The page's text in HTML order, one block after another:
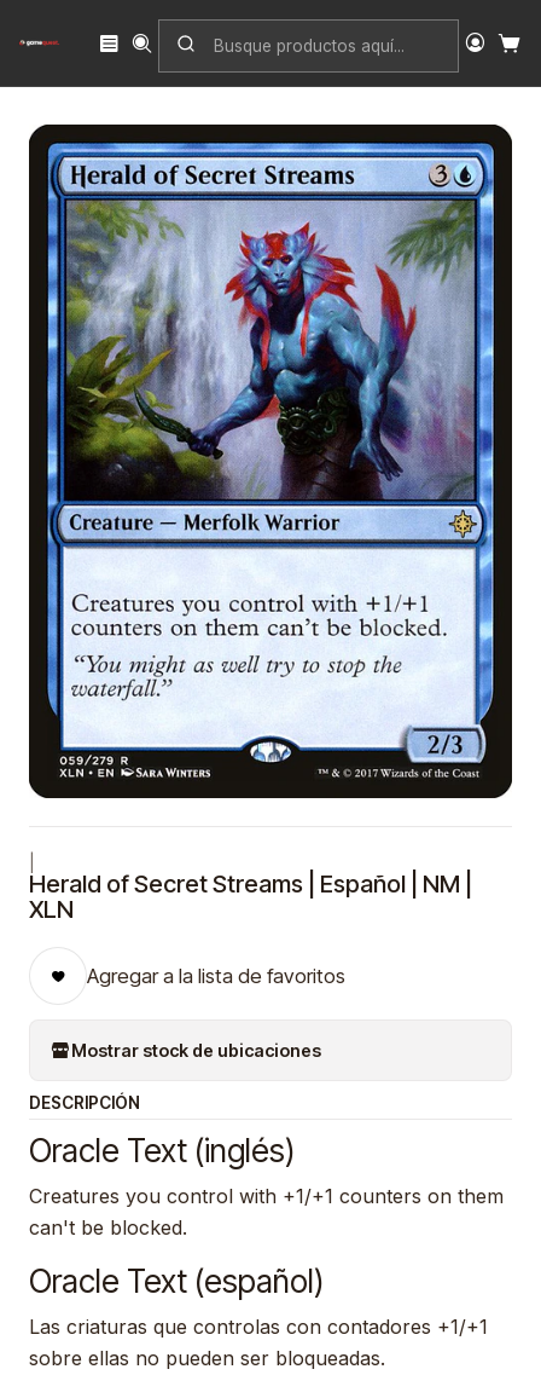
Singles Magic: The Gathering
Ixalan
Herald of Secret Streams | Español | NM | XLN
Herald of Secret Streams | Español | NM |
XLN
Agregar a la lista de favoritos
Mostrar stock de ubicaciones
DESCRIPCIÓN
Oracle Text (inglés)
Creatures you control with +1/+1 counters on them
can't be blocked.
Oracle Text (español)
Las criaturas que controlas con contadores +1/+1
sobre ellas no pueden ser bloqueadas.